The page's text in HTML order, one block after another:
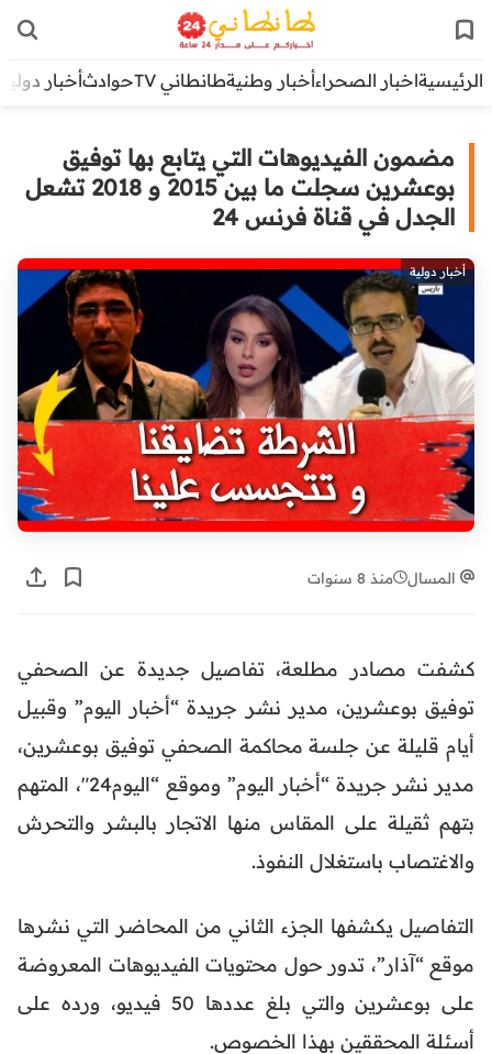
الرئيسيةاخبار الصحراءأخبار وطنيةطانطاني TV حوادثأخبار دولية
مضمون الفيديوهات التي يتابع بها توفيق
بوعشرين سجلت ما بين 2015 و 2018 تشعل
الجدل في قناة فرنس 24
أخبار دولية
المسال منذ 8 سنوات
كشفت مصادر مطلعة، تفاصيل جديدة عن الصحفي
توفيق بوعشرين، مدير نشر جريدة “أخبار اليوم” وقبيل
أيام قليلة عن جلسة محاكمة الصحفي توفيق بوعشرين،
مدير نشر جريدة “أخبار اليوم” وموقع “اليوم24″، المتهم
بتهم ثقيلة على المقاس منها الاتجار بالبشر والتحرش
والاغتصاب باستغلال النفوذ.
التفاصيل يكشفها الجزء الثاني من المحاضر التي نشرها
موقع “آذار”، تدور حول محتويات الفيديوهات المعروضة
على بوعشرين والتي بلغ عددها 50 فيديو، ورده على
أسئلة المحققين بهذا الخصوص.